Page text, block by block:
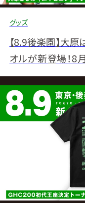
グッズ
【8.9後楽園】大
オルが新登場！8
販サイトにて販売